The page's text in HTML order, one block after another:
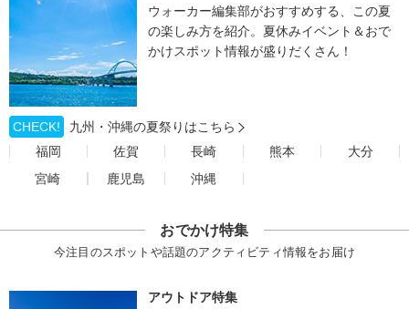
ウォーカー編集部がおすすめする、この夏
の楽しみ方を紹介。夏休みイベント＆おで
かけスポット情報が盛りだくさん！
CHECK!
九州・沖縄の夏祭りはこちら
福岡
佐賀 長崎 熊本
大分
宮崎
鹿児島 沖縄
おでかけ特集
今注目のスポットや話題のアクティビティ情報をお届け
アウトドア特集